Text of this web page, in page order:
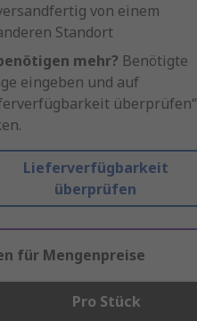
von einem
Standort
mehr? Benötigte
eingeben und auf
überprüfen“
Lieferverfügbarkeit
überprüfen
für Mengenpreise
Pro Stück